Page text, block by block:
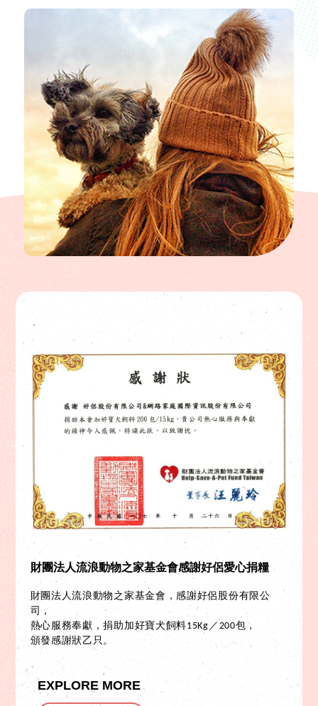
財團法人流浪動物之家基金會感謝好侶愛心捐糧
財團法人流浪動物之家基金會，感謝好侶股份有限公
司，
熱心服務奉獻，捐助加好寶犬飼料15Kg／200包，
頒發感謝狀乙只。
EXPLORE MORE